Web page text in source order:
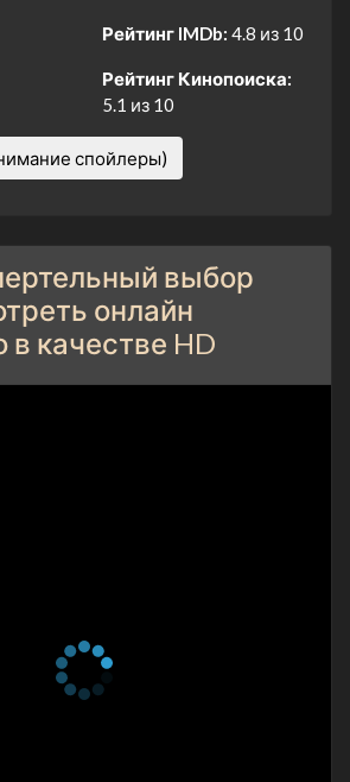
Рейтинг IMDb: 4.8 из 10
Рейтинг Кинопоиска:
5.1 из 10
спойлеры)
выбор
онлайн
в качестве HD